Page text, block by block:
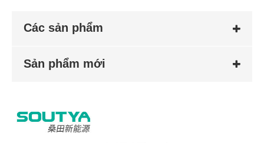
Các sản phẩm
Sản phẩm mới